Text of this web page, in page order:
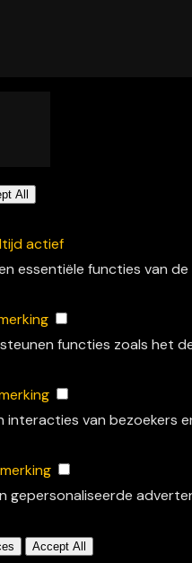
All
actief
essentiële functies van
functies zoals het
interacties van bezoekers
gepersonaliseerde
Accept All